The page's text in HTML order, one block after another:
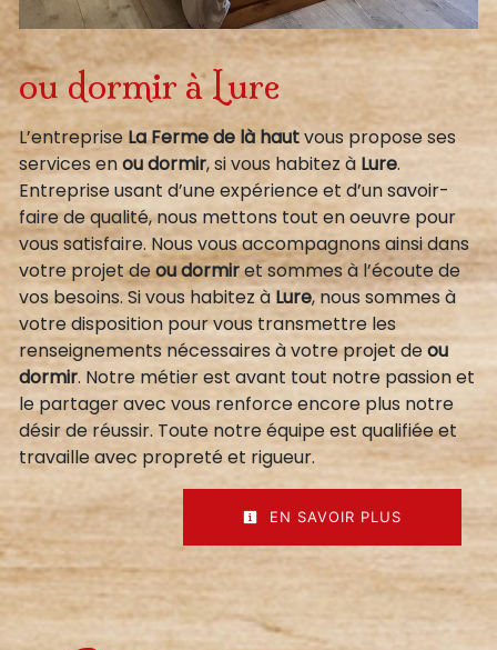
ou dormir à Lure
L’entreprise La Ferme de là hautvous propose ses
services enou dormir, si vous habitez à Lure.
Entreprise usant d’une expérience et d’un savoir-
faire de qualité, nous mettons tout en oeuvre pour
vous satisfaire. Nous vous accompagnons ainsi dans
votre projet deou dormiret sommes à l’écoute de
vos besoins. Si vous habitez à Lure, nous sommes à
votre disposition pour vous transmettre les
renseignements nécessaires à votre projet deou
dormir. Notre métier est avant tout notre passion et
le partager avec vous renforce encore plus notre
désir de réussir. Toute notre équipe est qualifiée et
travaille avec propreté et rigueur.
EN SAVOIR PLUS